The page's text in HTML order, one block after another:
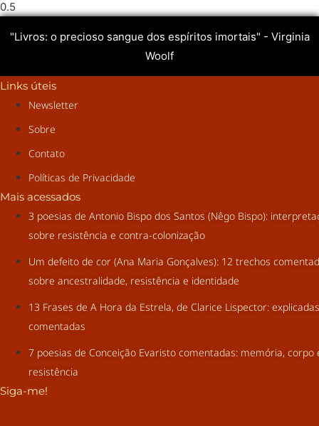
"Livros: o precioso sangue dos espíritos imortais" - Virginia
Woolf
Links úteis
Newsletter
Sobre
Contato
Políticas de Privacidade
Mais acessados
3 poesias de Antonio Bispo dos Santos (Nêgo Bispo):
sobre resistência e contra-colonização
Um defeito de cor (Ana Maria Gonçalves): 12 trechos
sobre ancestralidade, resistência e identidade
13 Frases de A Hora da Estrela, de Clarice Lispector:
comentadas
7 poesias de Conceição Evaristo comentadas: memória, corpo
resistência
Siga-me!